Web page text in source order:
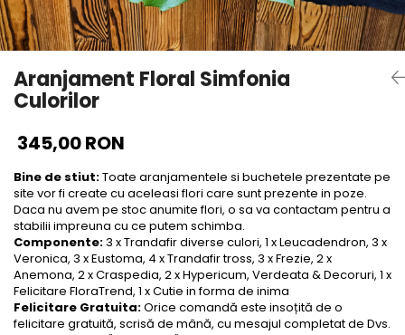
Aranjament Floral Simfonia
Culorilor
345,00 RON
Bine de stiut:Toate aranjamentele si buchetele prezentate pe
site vor fi create cu aceleasi flori care sunt prezente in poze.
Daca nu avem pe stoc anumite flori, o sa va contactam pentru a
stabilii impreuna cu ce putem schimba.
Componente:3 x Trandafir diverse culori, 1 x Leucadendron, 3 x
Veronica, 3 x Eustoma, 4 x Trandafir tross, 3 x Frezie, 2 x
Anemona, 2 x Craspedia, 2 x Hypericum, Verdeata & Decoruri, 1 x
Felicitare FloraTrend, 1 x Cutie in forma de inima
Felicitare Gratuita:Orice comandă este insoțită de o
felicitare gratuită, scrisă de mână, cu mesajul completat de Dvs.